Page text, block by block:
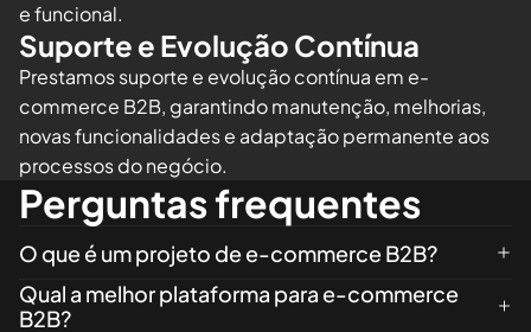
e funcional.
Suporte e Evolução Contínua
Prestamos suporte e evolução contínua em e-
commerce B2B, garantindo manutenção, melhorias,
novas funcionalidades e adaptação permanente aos
processos do negócio.
Perguntas frequentes
O que é um projeto de e-commerce B2B?
Qual a melhor plataforma para e-commerce
B2B?